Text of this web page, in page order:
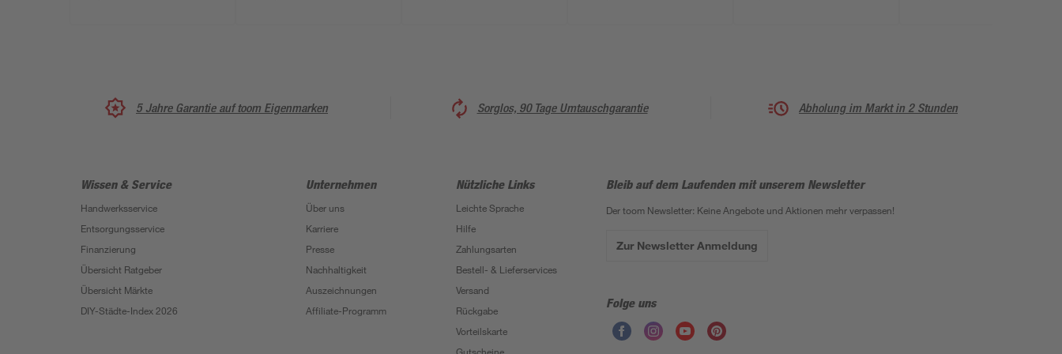
5 Jahre Garantie auf toom Eigenmarken Sorglos, 90 Tage Umtauschgarantie Abholung im Markt in 2 Stunden
Wissen & Service
Handwerksservice
Entsorgungsservice
Finanzierung
Übersicht Ratgeber
Übersicht Märkte
DIY-Städte-Index 2026
Unternehmen
Über uns
Karriere
Presse
Nachhaltigkeit
Auszeichnungen
Affiliate-Programm
Nützliche Links
Leichte Sprache
Hilfe
Zahlungsarten
Bestell- & Lieferservices
Versand
Rückgabe
Vorteilskarte
Bleib auf dem Laufenden mit unserem Newsletter
Der toom Newsletter: Keine Angebote und Aktionen mehr verpassen!
Zur Newsletter Anmeldung
Folge uns